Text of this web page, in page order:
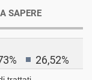
SAPERE